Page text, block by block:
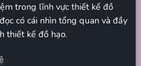
trong lĩnh vực thiết kế đồ
có cái nhìn tổng quan và đầy
thiết kế đồ hạo.